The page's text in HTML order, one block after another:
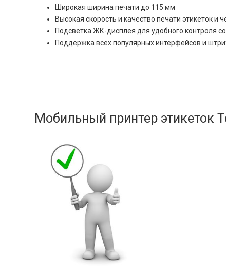
Широкая ширина печати до 115 мм
Высокая скорость и качество печати этикеток и
Подсветка ЖК-дисплея для удобного контроля
Поддержка всех популярных интерфейсов и
Мобильный принтер этикеток